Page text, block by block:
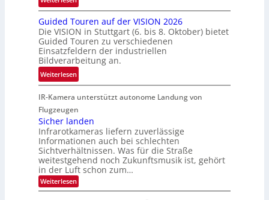
h
i
k
i
s
c
h
e
n
4
K
-
M
e
m
s
u
n
d
M
e
z
t
e
M
ö
g
l
i
c
h
k
e
i
t
e
R
ü
c
k
k
e
h
d
e
r
i
n
V
I
S
I
Guided Touren auf der VISION 2026
Die VISION in Stuttgart (6. bis 8. Oktober) bietet
Guided Touren zu verschiedenen
Einsatzfeldern der industriellen
Bildverarbeitung an.
Weiterlesen:
G
u
i
d
e
d
T
o
u
r
IR-Kamera unterstützt autonome Landung von
Flugzeugen
Sicher landen
Infrarotkameras liefern zuverlässige
Informationen auch bei schlechten
Sichtverhältnissen. Was für die Straße
weitestgehend noch Zukunftsmusik ist, gehört
in der Luft schon zum…
Weiterlesen:
S